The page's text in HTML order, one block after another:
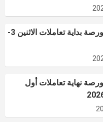
ارتفاع مؤشرات البورصة بداية تعاملات الاثنين 3-
نهاية تعاملات أول